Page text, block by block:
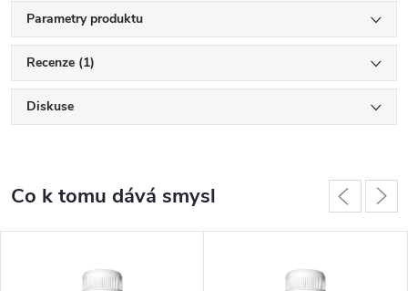
Parametry produktu
Recenze (1)
Diskuse
Co k tomu dává smysl